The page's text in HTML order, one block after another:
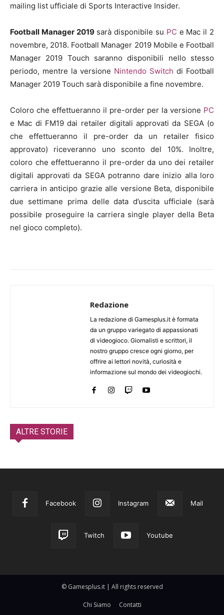
mailing list ufficiale di Sports Interactive Insider.
Football Manager 2019sarà disponibile su PC e Mac il 2
novembre, 2018. Football Manager 2019 Mobile e Football
Manager 2019 Touch saranno disponibili nello stesso
periodo, mentre la versione Nintendo Switch di Football
Manager 2019 Touch sarà disponibile a fine novembre.
Coloro che effettueranno il pre-order per la versione PC
e Mac di FM19 dai retailer digitali approvati da SEGA (o
che effettueranno il pre-order da un retailer fisico
approvato) riceveranno uno sconto del 10%. Inoltre,
coloro che effettueranno il pre-order da uno dei retailer
digitali approvati da SEGA potranno dare inizio alla loro
carriera in anticipo grazie alle versione Beta, disponibile
due settimane prima delle data d’uscita ufficiale (sarà
possibile proseguire la carriera single player della Beta
nel gioco completo).
Redazione
La redazione di Gamesplus.it è formata
da un gruppo variegato di appassionati
di videogioco. Giornalisti e scrittori, il
nostro gruppo cresce ogni giorno, per
offrire ai lettori novità, curiosità e
informazione sul mondo dei videogiochi.
ALTRE STORIE
Facebook Instagram Mail
Twitch Youtube
© Gamesplus.it | All rights reserved
Chi Siamo Contatti